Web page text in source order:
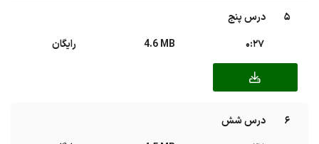
5
درس پنج
0:27
4.6 MB رایگان
6
درس شش